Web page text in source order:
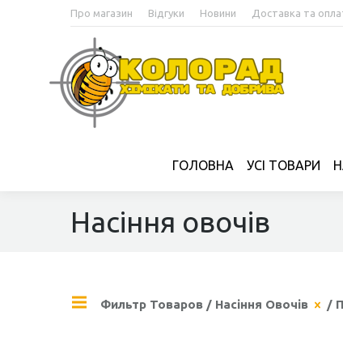
Про магазин Відгуки Новини Доставка та
ГОЛОВНА УСІ ТОВАРИ
Насіння овочів
Фильтр Товаров / Насіння Овочів /